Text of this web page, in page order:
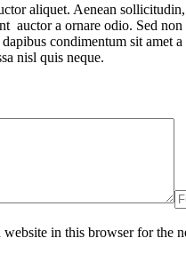
aliquet. Aenean
auctor a ornare odio. Sed
condimentum sit amet
nisl quis neque.
website in this browser for the